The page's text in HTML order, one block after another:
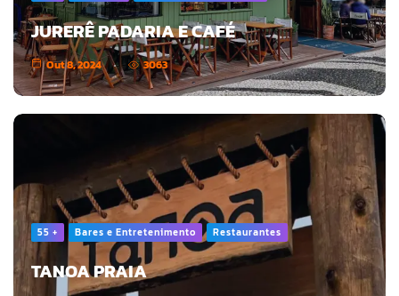
JURERÊ PADARIA E CAFÉ
Out 8, 2024 3063
55 + Bares e Entretenimento Restaurantes
TANOA PRAIA